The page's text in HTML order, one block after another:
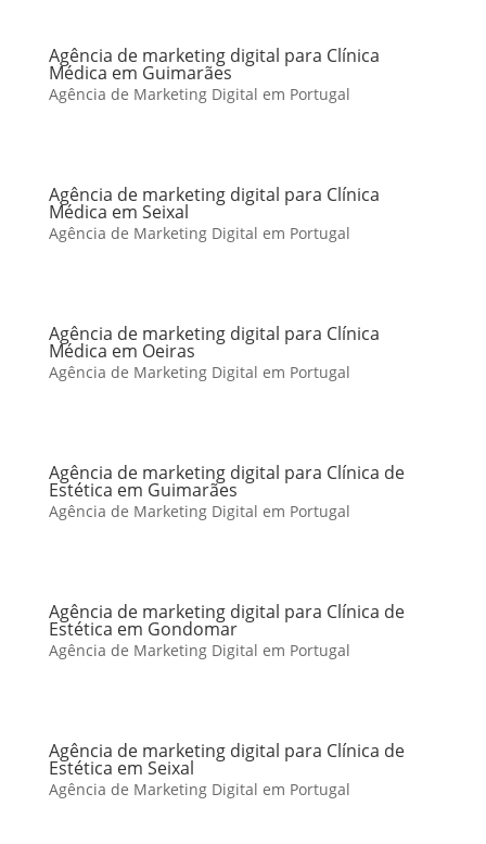
Agência de marketing digital para Clínica
Médica em Guimarães
Agência de Marketing Digital em Portugal
Agência de marketing digital para Clínica
Médica em Seixal
Agência de Marketing Digital em Portugal
Agência de marketing digital para Clínica
Médica em Oeiras
Agência de Marketing Digital em Portugal
Agência de marketing digital para Clínica de
Estética em Guimarães
Agência de Marketing Digital em Portugal
Agência de marketing digital para Clínica de
Estética em Gondomar
Agência de Marketing Digital em Portugal
Agência de marketing digital para Clínica de
Estética em Seixal
Agência de Marketing Digital em Portugal